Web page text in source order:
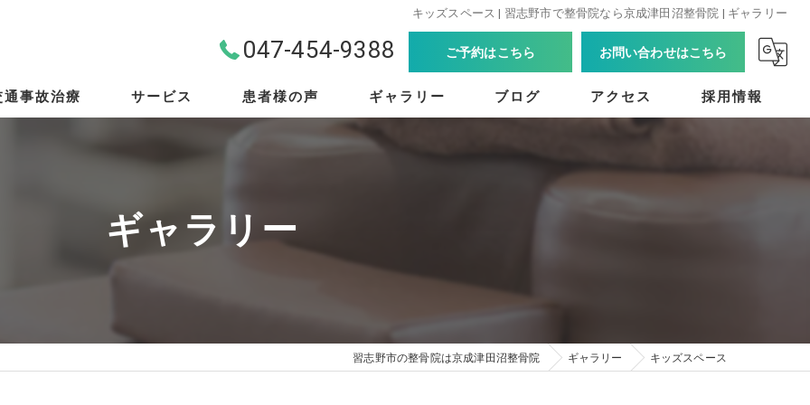
キッズスペース | 習志野市で整骨院なら京成津田沼整骨院 | ギャラリー
047-454-9388 ご予約はこちら お問い合わせはこちら
通事故治療 サービス
スポーツ外傷
骨盤矯正
患者様の声 ギャラリー ブログ アクセス 採用情報
ギャラリー
習志野市の整骨院は京成津田沼整骨院 ギャラリー キッズスペース